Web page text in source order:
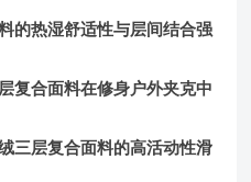
的热湿舒适性与层间结合强
复合面料在修身户外夹克中
三层复合面料的高活动性滑